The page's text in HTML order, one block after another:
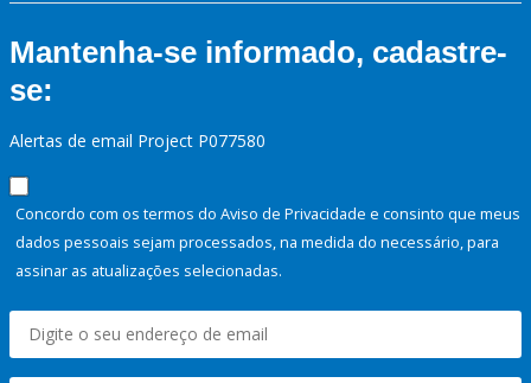
Mantenha-se informado, cadastre-
se:
Alertas de email Project P077580
Concordo com os termos do Aviso de Privacidade e consinto que meus
dados pessoais sejam processados, na medida do necessário, para
assinar as atualizações selecionadas.